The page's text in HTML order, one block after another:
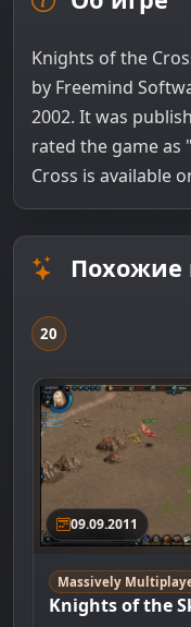
Knights of the
by Freemind
2002. It was
rated the game as
Cross is available
Похожие
20
09.09.2011
Massively
Knights of the